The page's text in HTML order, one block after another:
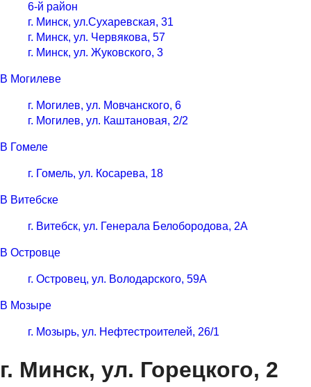
6-й район
г. Минск, ул.Сухаревская, 31
г. Минск, ул. Червякова, 57
г. Минск, ул. Жуковского, 3
В Могилеве
г. Могилев, ул. Мовчанского, 6
г. Могилев, ул. Каштановая, 2/2
В Гомеле
г. Гомель, ул. Косарева, 18
В Витебске
г. Витебск, ул. Генерала Белобородова, 2А
В Островце
г. Островец, ул. Володарского, 59А
В Мозыре
г. Мозырь, ул. Нефтестроителей, 26/1
г. Минск, ул. Горецкого, 2